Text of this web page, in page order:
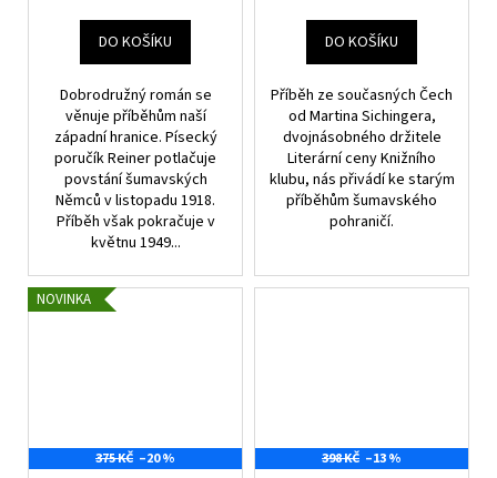
DO KOŠÍKU
Dobrodružný román se
věnuje příběhům naší
západní hranice. Písecký
poručík Reiner potlačuje
povstání šumavských
Němců v listopadu 1918.
Příběh však pokračuje v
květnu 1949...
DO KOŠÍKU
Příběh ze současných Čech
od Martina Sichingera,
dvojnásobného držitele
Literární ceny Knižního
klubu, nás přivádí ke starým
příběhům šumavského
pohraničí.
NOVINKA
375 KČ –20 % 398 KČ –13 %